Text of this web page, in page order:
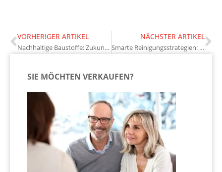
VORHERIGER ARTIKEL
Nachhaltige Baustoffe: Zukunftssichere Investitionen für Eigentümer
NÄCHSTER ARTIKEL
Smarte Reinigungsstrategien: Effizienzsteigerung im Facility Management
SIE MÖCHTEN VERKAUFEN?